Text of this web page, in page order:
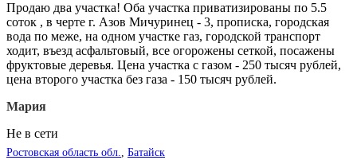
Продаю два участка! Оба участка приватизированы по 5.5
соток , в черте г. Азов Мичуринец - 3, прописка, городская
вода по меже, на одном участке газ, городской транспорт
ходит, въезд асфальтовый, все огорожены сеткой, посажены
фруктовые деревья. Цена участка с газом - 250 тысяч рублей,
цена второго участка без газа - 150 тысяч рублей.
Мария
Не в сети
Ростовская область обл., Батайск